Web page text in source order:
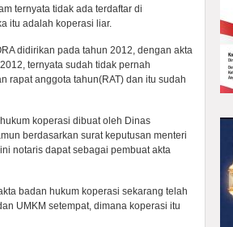
ternyata tidak ada terdaftar di
itu adalah koperasi liar.
didirikan pada tahun 2012, dengan akta
ternyata sudah tidak pernah
rapat anggota tahun(RAT) dan itu sudah
koperasi dibuat oleh Dinas
berdasarkan surat keputusan menteri
notaris dapat sebagai pembuat akta
badan hukum koperasi sekarang telah
UMKM setempat, dimana koperasi itu